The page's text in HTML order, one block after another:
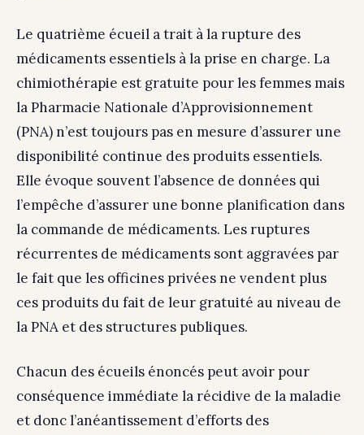
Le quatrième écueil a trait à la rupture des
médicaments essentiels à la prise en charge. La
chimiothérapie est gratuite pour les femmes mais
la Pharmacie Nationale d’Approvisionnement
(PNA) n’est toujours pas en mesure d’assurer une
disponibilité continue des produits essentiels.
Elle évoque souvent l’absence de données qui
l’empêche d’assurer une bonne planification dans
la commande de médicaments. Les ruptures
récurrentes de médicaments sont aggravées par
le fait que les officines privées ne vendent plus
ces produits du fait de leur gratuité au niveau de
la PNA et des structures publiques.
Chacun des écueils énoncés peut avoir pour
conséquence immédiate la récidive de la maladie
et donc l’anéantissement d’efforts des